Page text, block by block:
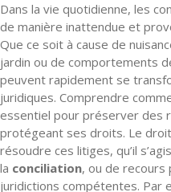
Dans la vie quotidienne, les
de manière inattendue et
Que ce soit à cause de
jardin ou de comportements
peuvent rapidement se
juridiques. Comprendre
essentiel pour préserver des
protégeant ses droits. Le
résoudre ces litiges, qu’il
la conciliation, ou de recours
juridictions compétentes. Par